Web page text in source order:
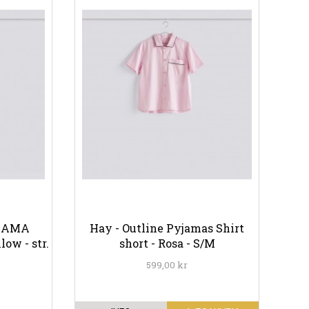
- str.
Hay - Outline Pyjamas Shirt
short - Rosa - S/M
599,00 kr